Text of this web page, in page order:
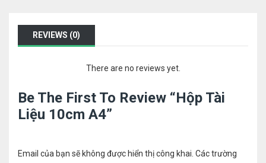
REVIEWS (0)
There are no reviews yet.
Be The First To Review “Hộp Tài
Liệu 10cm A4”
Email của bạn sẽ không được hiển thị công khai. Các trường